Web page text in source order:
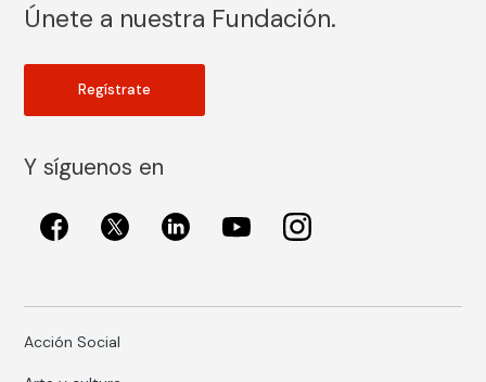
Únete a nuestra Fundación.
Regístrate
Y síguenos en
Acción Social